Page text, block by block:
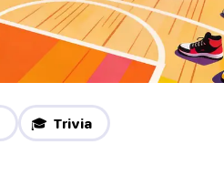
🎓 Trivia